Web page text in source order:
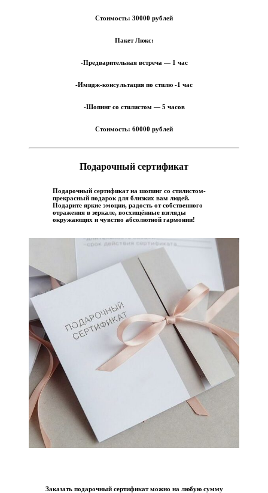
Стоимость: 30000 рублей
Пакет Люкс:
-Предварительная встреча — 1 час
-Имидж-консультация по стилю -1 час
-Шопинг со стилистом — 5 часов
Стоимость: 60000 рублей
Подарочный сертификат
Подарочный сертификат на шопинг со стилистом-
прекрасный подарок для близких вам людей.
Подарите яркие эмоции, радость от собственного
отражения в зеркале, восхищённые взгляды
окружающих и чувство абсолютной гармонии!
Заказать подарочный сертификат можно на любую сумму